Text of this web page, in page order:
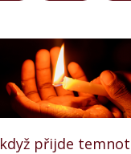
přijde